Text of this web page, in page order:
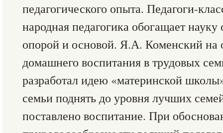
педагогического опыта. Педагоги-
народная педагогика обогащает
опорой и основой. Я.А. Коменский на
домашнего воспитания в трудовых
разработал идею «материнской
семьи поднять до уровня лучших
поставлено воспитание. При